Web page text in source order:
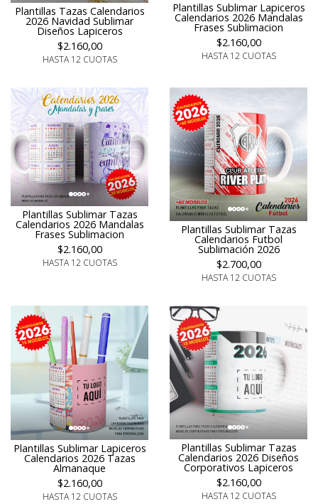
Plantillas Tazas Calendarios
2026 Navidad Sublimar
Diseños Lapiceros
$2.160,00
HASTA 12 CUOTAS
Plantillas Sublimar Lapiceros
Calendarios 2026 Mandalas
Frases Sublimacion
$2.160,00
HASTA 12 CUOTAS
Plantillas Sublimar Tazas
Calendarios 2026 Mandalas
Frases Sublimacion
$2.160,00
HASTA 12 CUOTAS
Plantillas Sublimar Tazas
Calendarios Futbol
Sublimación 2026
$2.700,00
HASTA 12 CUOTAS
Plantillas Sublimar Lapiceros
Calendarios 2026 Tazas
Almanaque
$2.160,00
HASTA 12 CUOTAS
Plantillas Sublimar Tazas
Calendarios 2026 Diseños
Corporativos Lapiceros
$2.160,00
HASTA 12 CUOTAS